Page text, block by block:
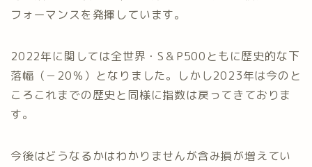
フォーマンスを発揮しています。
2022年に関しては全世界・S＆P500ともに歴史的な下
落幅（－20％）となりました。しかし2023年は今のと
ころこれまでの歴史と同様に指数は戻ってきておりま
す。
今後はどうなるかはわかりませんが含み損が増えてい